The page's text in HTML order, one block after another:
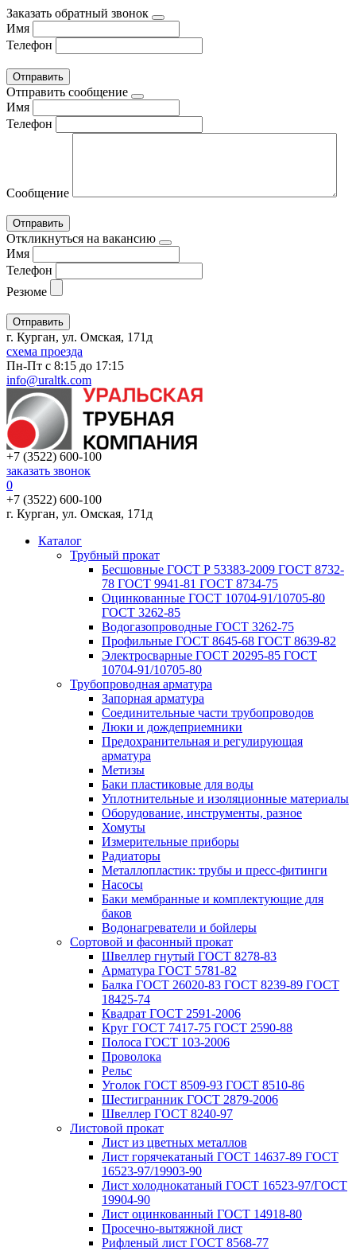
Заказать обратный звонок
Имя
Телефон
Отправить сообщение
Имя
Телефон
Сообщение
Откликнуться на вакансию
Имя
Телефон
Резюме
г. Курган, ул. Омская, 171д
схема проезда
Пн-Пт с 8:15 до 17:15
info@uraltk.com
+7 (3522) 600-100
заказать звонок
0
+7 (3522) 600-100
г. Курган, ул. Омская, 171д
Каталог
Трубный прокат
Беcшовные ГОСТ Р 53383-2009 ГОСТ 8732-
78 ГОСТ 9941-81 ГОСТ 8734-75
Оцинкованные ГОСТ 10704-91/10705-80
ГОСТ 3262-85
Водогазопроводные ГОСТ 3262-75
Профильные ГОСТ 8645-68 ГОСТ 8639-82
Электросварные ГОСТ 20295-85 ГОСТ
10704-91/10705-80
Трубопроводная арматура
Запорная арматура
Соединительные части трубопроводов
Люки и дождеприемники
Предохранительная и регулирующая
арматура
Метизы
Баки пластиковые для воды
Уплотнительные и изоляционные материалы
Оборудование, инструменты, разное
Хомуты
Измерительные приборы
Радиаторы
Металлопластик: трубы и пресс-фитинги
Насосы
Баки мембранные и комплектующие для
баков
Водонагреватели и бойлеры
Сортовой и фасонный прокат
Швеллер гнутый ГОСТ 8278-83
Арматура ГОСТ 5781-82
Балка ГОСТ 26020-83 ГОСТ 8239-89 ГОСТ
18425-74
Квадрат ГОСТ 2591-2006
Круг ГОСТ 7417-75 ГОСТ 2590-88
Полоса ГОСТ 103-2006
Проволока
Рельс
Уголок ГОСТ 8509-93 ГОСТ 8510-86
Шестигранник ГОСТ 2879-2006
Швеллер ГОСТ 8240-97
Листовой прокат
Лист из цветных металлов
Лист горячекатаный ГОСТ 14637-89 ГОСТ
16523-97/19903-90
Лист холоднокатаный ГОСТ 16523-97/ГОСТ
19904-90
Лист оцинкованный ГОСТ 14918-80
Просечно-вытяжной лист
Рифленый лист ГОСТ 8568-77